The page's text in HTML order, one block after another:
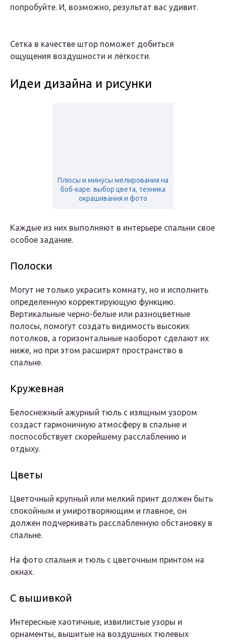
попробуйте. И, возможно, результат вас удивит.
Сетка в качестве штор поможет добиться
ощущения воздушности и лёгкости.
Идеи дизайна и рисунки
Плюсы и минусы мелирования на
боб-каре. выбор цвета, техника
окрашивания и фото
Каждые из них выполняют в интерьере спальни свое
особое задание.
Полоски
Могут не только украсить комнату, но и исполнить
определенную корректирующую функцию.
Вертикальные черно-белые или разноцветные
полосы, помогут создать видимость высоких
потолков, а горизонтальные наоборот сделают их
ниже, но при этом расширят пространство в
спальне.
Кружевная
Белоснежный ажурный тюль с изящным узором
создаст гармоничную атмосферу в спальне и
поспособствует скорейшему расслаблению и
отдыху.
Цветы
Цветочный крупный или мелкий принт должен быть
спокойным и умиротворяющим и главное, он
должен подчеркивать расслабленную обстановку в
спальне.
На фото спальня и тюль с цветочным принтом на
окнах.
С вышивкой
Интересные хаотичные, извилистые узоры и
орнаменты, вышитые на воздушных тюлевых